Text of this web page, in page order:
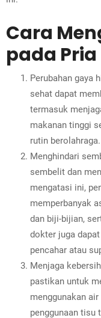
Cara
pada Pria
Perubahan gaya
sehat dapat
termasuk
makanan tinggi
rutin berolahraga.
Menghindari
sembelit dan
mengatasi ini,
memperbanyak
dan biji-bijian,
dokter juga
pencahar atau
Menjaga
pastikan untuk
menggunakan
penggunaan tisu